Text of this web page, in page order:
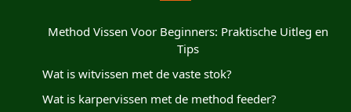
Method Vissen Voor Beginners: Praktische Uitleg en
Tips
Wat is witvissen met de vaste stok?
Wat is karpervissen met de method feeder?